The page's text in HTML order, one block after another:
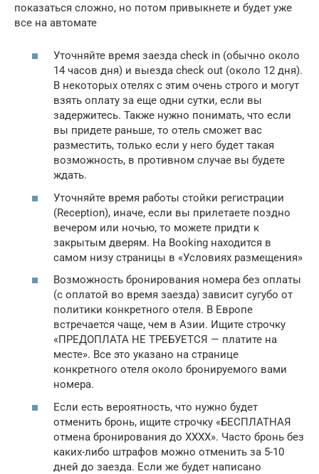
показаться сложно, но потом привыкнете и будет уже
все на автомате
Уточняйте время заезда check in (обычно около
14 часов дня) и выезда check out (около 12 дня).
В некоторых отелях с этим очень строго и могут
взять оплату за еще одни сутки, если вы
задержитесь. Также нужно понимать, что если
вы придете раньше, то отель сможет вас
разместить, только если у него будет такая
возможность, в противном случае вы будете
ждать.
Уточняйте время работы стойки регистрации
(Reception), иначе, если вы прилетаете поздно
вечером или ночью, то можете придти к
закрытым дверям. На Booking находится в
самом низу страницы в «Условиях размещения»
Возможность бронирования номера без оплаты
(с оплатой во время заезда) зависит сугубо от
политики конкретного отеля. В Европе
встречается чаще, чем в Азии. Ищите строчку
«ПРЕДОПЛАТА НЕ ТРЕБУЕТСЯ — платите на
месте». Все это указано на странице
конкретного отеля около бронируемого вами
номера.
Если есть вероятность, что нужно будет
отменить бронь, ищите строчку «БЕСПЛАТНАЯ
отмена бронирования до XXXX». Часто бронь без
каких-либо штрафов можно отменить за 5-10
дней до заезда. Если же будет написано